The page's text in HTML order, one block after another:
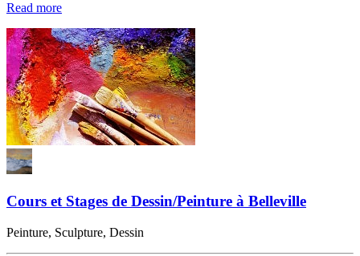
Read more
Cours et Stages de Dessin/Peinture à Belleville
Peinture, Sculpture, Dessin